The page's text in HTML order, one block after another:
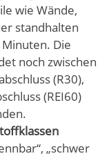
wie Wände,
standhalten
Die
noch zwischen
(R30),
(REI60)
„schwer